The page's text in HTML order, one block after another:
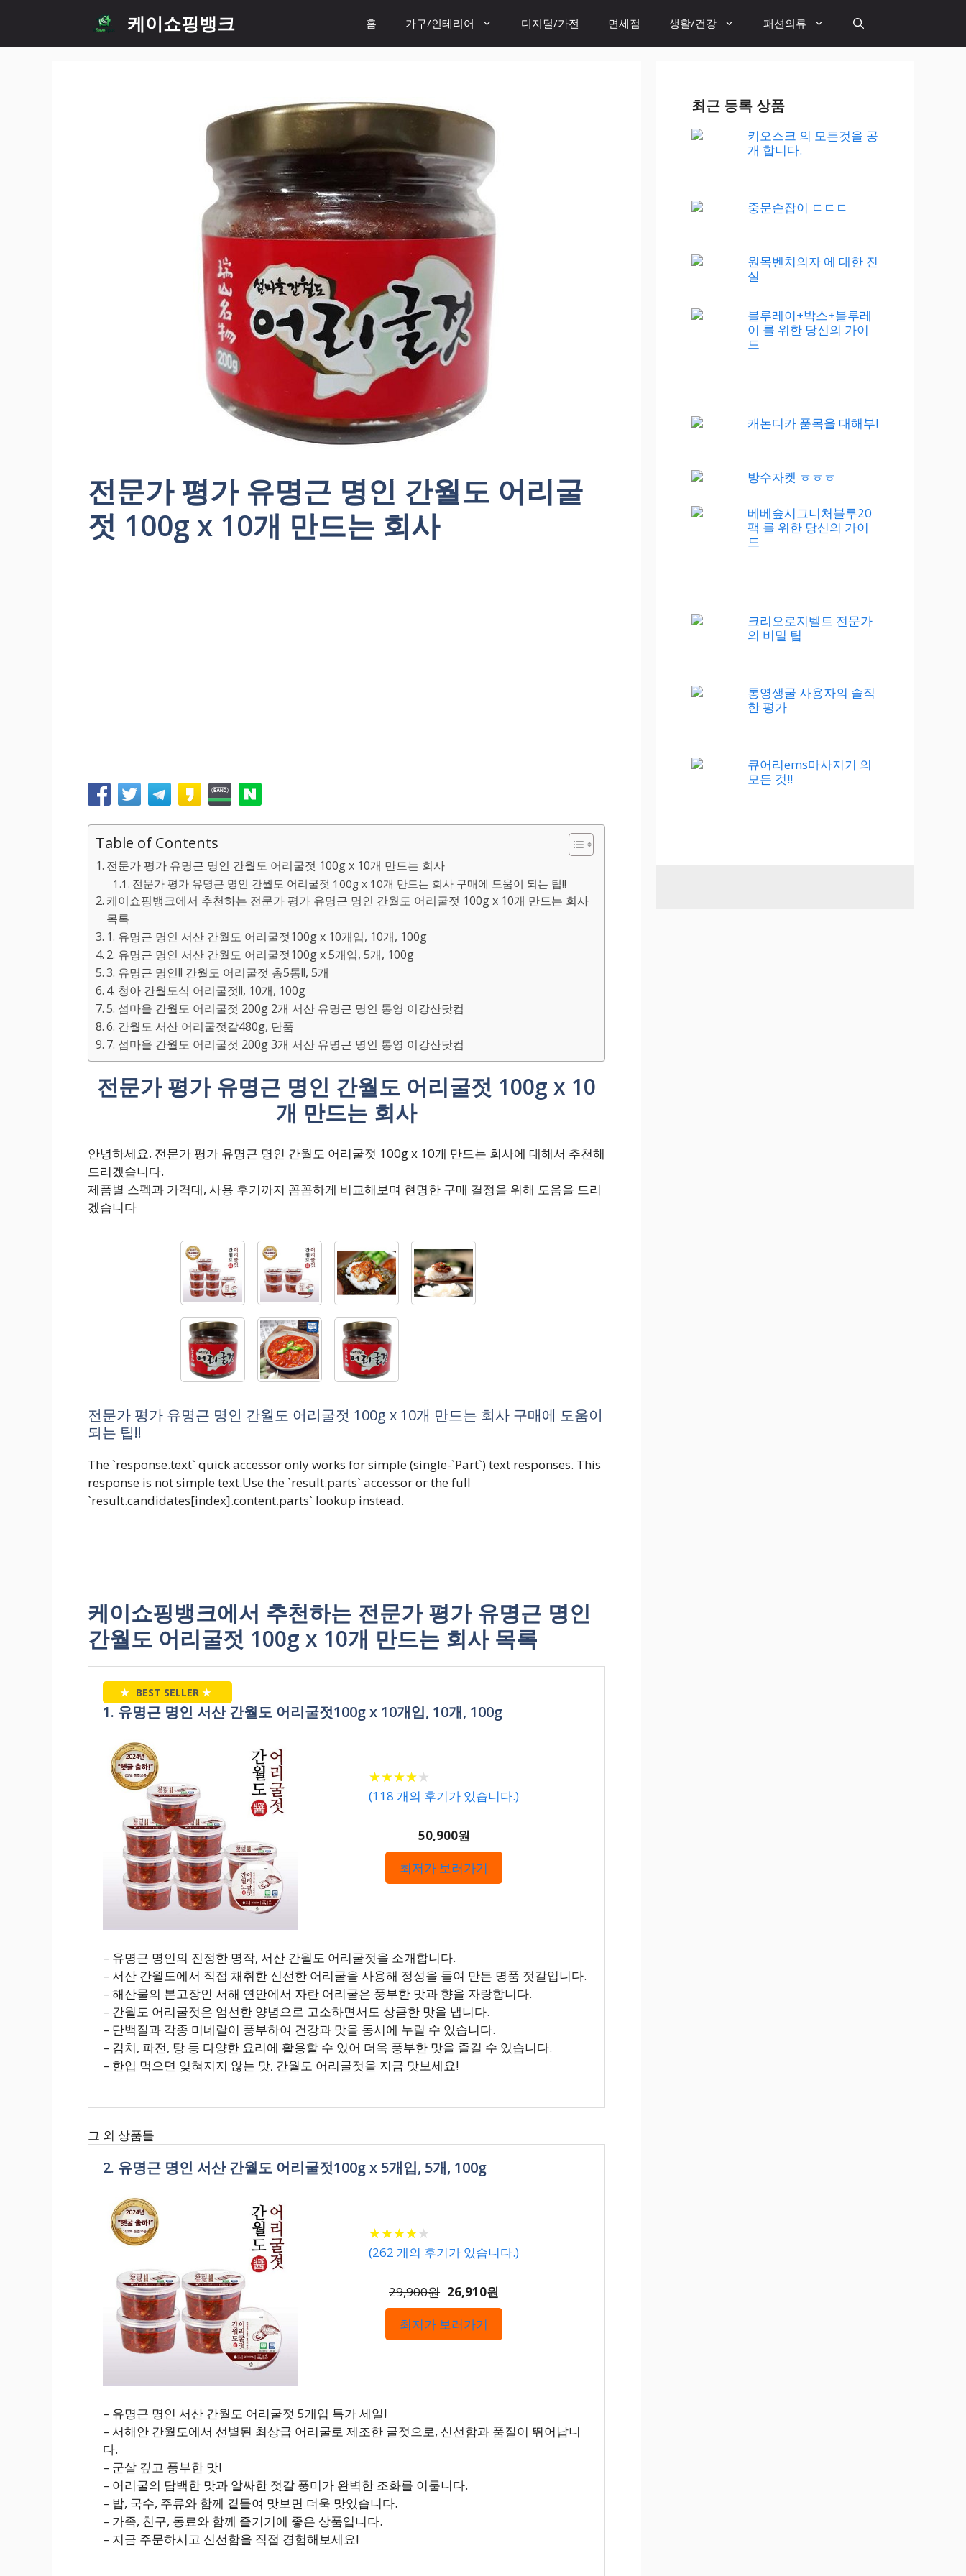
content
케이쇼핑뱅크 홈 가구/인테리어 디지털/가전 면세점 생활/건강 패션의류
전문가 평가 유명근 명인 간월도 어리굴
젓 100g x 10개 만드는 회사
Table of Contents
전문가 평가 유명근 명인 간월도 어리굴젓 100g x 10개 만드는 회사
전문가 평가 유명근 명인 간월도 어리굴젓 100g x 10개 만드는 회사 구매에 도움이 되는 팁!!
케이쇼핑뱅크에서 추천하는 전문가 평가 유명근 명인 간월도 어리굴젓 100g x 10개 만드는 회사
목록
1. 유명근 명인 서산 간월도 어리굴젓100g x 10개입, 10개, 100g
2. 유명근 명인 서산 간월도 어리굴젓100g x 5개입, 5개, 100g
3. 유명근 명인!! 간월도 어리굴젓 총5통!!, 5개
4. 청아 간월도식 어리굴젓!!, 10개, 100g
5. 섬마을 간월도 어리굴젓 200g 2개 서산 유명근 명인 통영 이강산닷컴
6. 간월도 서산 어리굴젓갈480g, 단품
7. 섬마을 간월도 어리굴젓 200g 3개 서산 유명근 명인 통영 이강산닷컴
전문가 평가 유명근 명인 간월도 어리굴젓 100g x 10
개 만드는 회사
안녕하세요. 전문가 평가 유명근 명인 간월도 어리굴젓 100g x 10개 만드는 회사에 대해서 추천해
드리겠습니다.
제품별 스펙과 가격대, 사용 후기까지 꼼꼼하게 비교해보며 현명한 구매 결정을 위해 도움을 드리
겠습니다
전문가 평가 유명근 명인 간월도 어리굴젓 100g x 10개 만드는 회사 구매에 도움이
되는 팁!!
The `response.text` quick accessor only works for simple (single-`Part`) text responses. This
response is not simple text.Use the `result.parts` accessor or the full
`result.candidates[index].content.parts` lookup instead.
케이쇼핑뱅크에서 추천하는 전문가 평가 유명근 명인
간월도 어리굴젓 100g x 10개 만드는 회사 목록
★ BEST SELLER ★
1. 유명근 명인 서산 간월도 어리굴젓100g x 10개입, 10개, 100g
★★★★★
★★★★★
(118 개의 후기가 있습니다.)
50,900원
최저가 보러가기
– 유명근 명인의 진정한 명작, 서산 간월도 어리굴젓을 소개합니다.
– 서산 간월도에서 직접 채취한 신선한 어리굴을 사용해 정성을 들여 만든 명품 젓갈입니다.
– 해산물의 본고장인 서해 연안에서 자란 어리굴은 풍부한 맛과 향을 자랑합니다.
– 간월도 어리굴젓은 엄선한 양념으로 고소하면서도 상큼한 맛을 냅니다.
– 단백질과 각종 미네랄이 풍부하여 건강과 맛을 동시에 누릴 수 있습니다.
– 김치, 파전, 탕 등 다양한 요리에 활용할 수 있어 더욱 풍부한 맛을 즐길 수 있습니다.
– 한입 먹으면 잊혀지지 않는 맛, 간월도 어리굴젓을 지금 맛보세요!
그 외 상품들
2. 유명근 명인 서산 간월도 어리굴젓100g x 5개입, 5개, 100g
★★★★★
★★★★★
(262 개의 후기가 있습니다.)
29,900원 26,910원
최저가 보러가기
– 유명근 명인 서산 간월도 어리굴젓 5개입 특가 세일!
– 서해안 간월도에서 선별된 최상급 어리굴로 제조한 굴젓으로, 신선함과 품질이 뛰어납니
다.
– 군살 깊고 풍부한 맛!
– 어리굴의 담백한 맛과 알싸한 젓갈 풍미가 완벽한 조화를 이룹니다.
– 밥, 국수, 주류와 함께 곁들여 맛보면 더욱 맛있습니다.
– 가족, 친구, 동료와 함께 즐기기에 좋은 상품입니다.
– 지금 주문하시고 신선함을 직접 경험해보세요!
최근 등록 상품
키오스크 의 모든것을 공
개 합니다.
중문손잡이 ㄷㄷㄷ
원목벤치의자 에 대한 진
실
블루레이+박스+블루레
이 를 위한 당신의 가이
드
캐논디카 품목을 대해부!
방수자켓 ㅎㅎㅎ
베베숲시그니처블루20
팩 를 위한 당신의 가이
드
크리오로지벨트 전문가
의 비밀 팁
통영생굴 사용자의 솔직
한 평가
큐어리ems마사지기 의
모든 것!!